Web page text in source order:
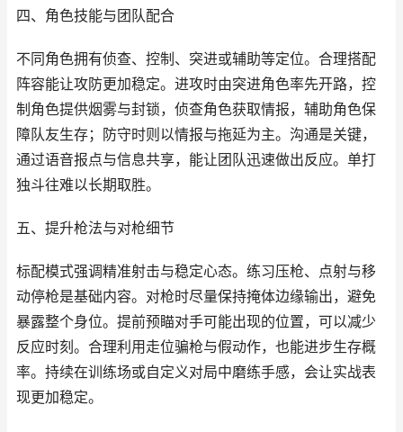
四、角色技能与团队配合
不同角色拥有侦查、控制、突进或辅助等定位。合理搭配
阵容能让攻防更加稳定。进攻时由突进角色率先开路，控
制角色提供烟雾与封锁，侦查角色获取情报，辅助角色保
障队友生存；防守时则以情报与拖延为主。沟通是关键，
通过语音报点与信息共享，能让团队迅速做出反应。单打
独斗往难以长期取胜。
五、提升枪法与对枪细节
标配模式强调精准射击与稳定心态。练习压枪、点射与移
动停枪是基础内容。对枪时尽量保持掩体边缘输出，避免
暴露整个身位。提前预瞄对手可能出现的位置，可以减少
反应时刻。合理利用走位骗枪与假动作，也能进步生存概
率。持续在训练场或自定义对局中磨练手感，会让实战表
现更加稳定。